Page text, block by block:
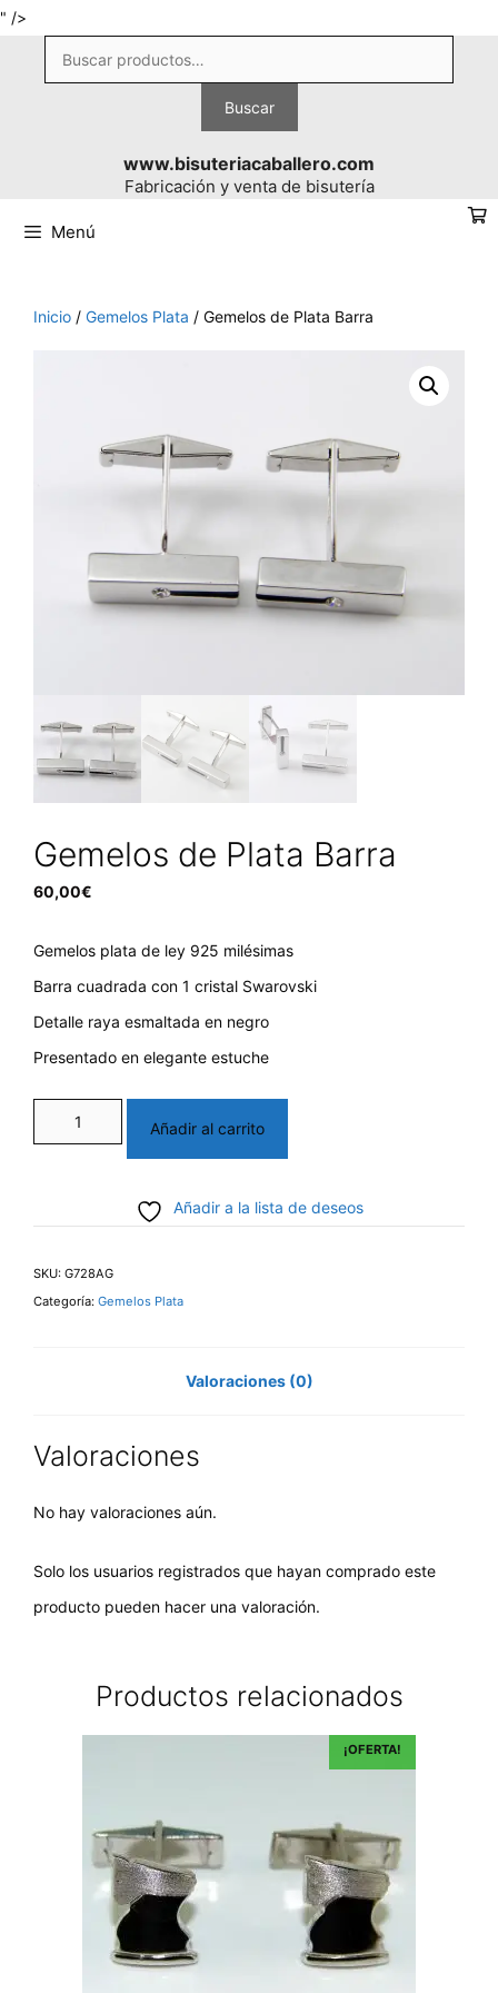
" />
contenido
Buscar
por:
Buscar
www.bisuteriacaballero.com
Fabricación y venta de bisutería
Menú
Inicio / Gemelos Plata / Gemelos de Plata Barra
Gemelos de Plata Barra
60,00€
Gemelos plata de ley 925 milésimas
Barra cuadrada con 1 cristal Swarovski
Detalle raya esmaltada en negro
Presentado en elegante estuche
Gemelos
de
Barra
Añadir al carrito
Añadir a la lista de deseos
SKU: G728AG
Categoría: Gemelos Plata
Valoraciones (0)
Valoraciones
No hay valoraciones aún.
Solo los usuarios registrados que hayan comprado este
producto pueden hacer una valoración.
Productos relacionados
¡OFERTA!